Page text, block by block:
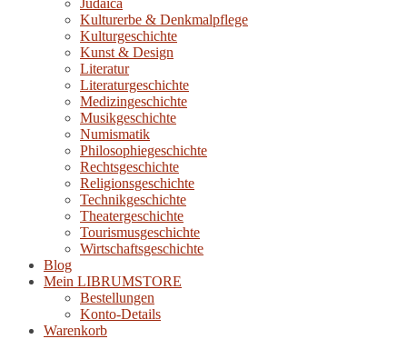
Judaica
Kulturerbe & Denkmalpflege
Kulturgeschichte
Kunst & Design
Literatur
Literaturgeschichte
Medizingeschichte
Musikgeschichte
Numismatik
Philosophiegeschichte
Rechtsgeschichte
Religionsgeschichte
Technikgeschichte
Theatergeschichte
Tourismusgeschichte
Wirtschaftsgeschichte
Blog
Mein LIBRUMSTORE
Bestellungen
Konto-Details
Warenkorb